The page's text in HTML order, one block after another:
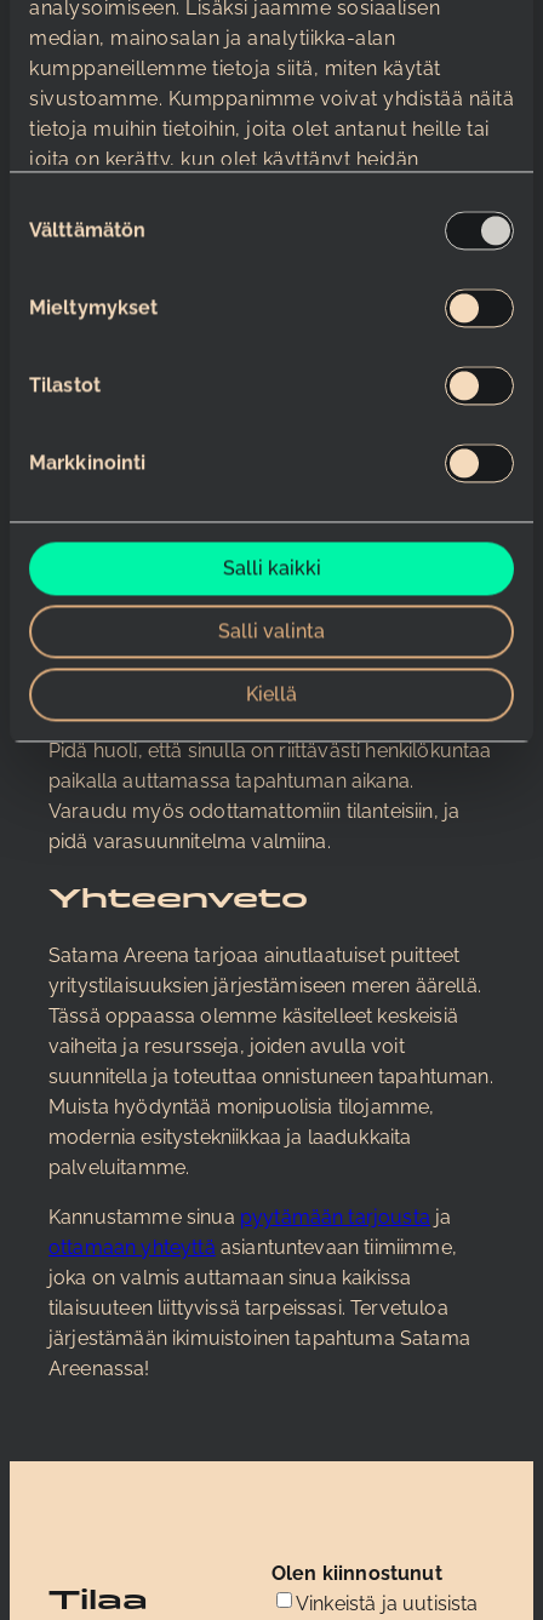
analysoimiseen. Lisäksi jaamme sosiaalisen
median, mainosalan ja analytiikka-alan
kumppaneillemme tietoja siitä, miten käytät
sivustoamme. Kumppanimme voivat yhdistää näitä
tietoja muihin tietoihin, joita olet antanut heille tai
joita on kerätty, kun olet käyttänyt heidän
n
Välttämätön
Mieltymykset
Tilastot
Markkinointi
Salli kaikki
Salli valinta
Kiellä
tarjoilut
Tapahtuman onnistumiseen vaikuttaa myös
tarjoilujen laatu ja monipuolisuus. Satama
Areena tarjoaa useita catering-vaihtoehtoja,
Voit valita esimerkiksi lounasbuffetin, joka
sisältää raikkaita salaatteja, talon tuoretta leipää
mieltymyksiin. Huomioi myös erityisruokavaliot
Vinkkejä ja parhaita
käytäntöjä
Jotta tapahtumasi olisi mahdollisimman
onnistunut, hyödynnä muutamia käytännön
vinkkejä. Kommunikoi avoimesti kaikkien
sidosryhmien kanssa ja varmista, että kaikki ovat
tietoisia aikataulusta ja tehtävistään.
Pidä huoli, että sinulla on riittävästi henkilökuntaa
paikalla auttamassa tapahtuman aikana.
Varaudu myös odottamattomiin tilanteisiin, ja
pidä varasuunnitelma valmiina.
Yhteenveto
Satama Areena tarjoaa ainutlaatuiset puitteet
yritystilaisuuksien järjestämiseen meren äärellä.
Tässä oppaassa olemme käsitelleet keskeisiä
vaiheita ja resursseja, joiden avulla voit
suunnitella ja toteuttaa onnistuneen tapahtuman.
Muista hyödyntää monipuolisia tilojamme,
modernia esitystekniikkaa ja laadukkaita
palveluitamme.
Kannustamme sinua pyytämään tarjousta ja
ottamaan yhteyttä asiantuntevaan tiimiimme,
joka on valmis auttamaan sinua kaikissa
tilaisuuteen liittyvissä tarpeissasi. Tervetuloa
järjestämään ikimuistoinen tapahtuma Satama
Areenassa!
Tilaa
Olen kiinnostunut
Vinkeistä ja uutisista